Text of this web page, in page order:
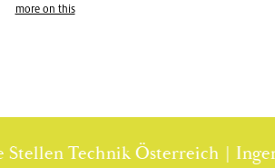
more on this
Technik Österreich | Ingenieur